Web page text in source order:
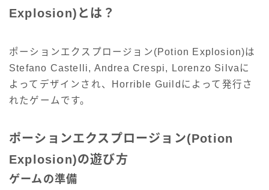
Explosion)とは？
ポーションエクスプロージョン(Potion Explosion)は
Stefano Castelli, Andrea Crespi, Lorenzo Silvaに
よってデザインされ、Horrible Guildによって発行さ
れたゲームです。
ポーションエクスプロージョン(Potion
Explosion)の遊び方
ゲームの準備